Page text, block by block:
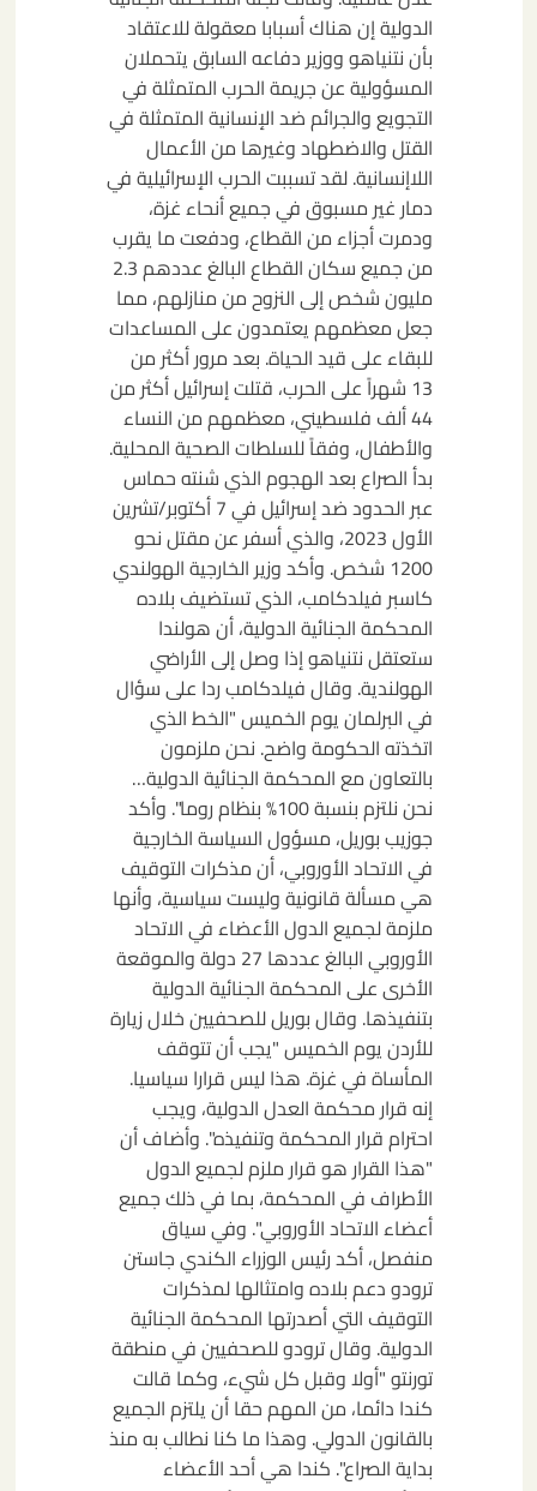
الدولية إن هناك أسبابا معقولة للاعتقاد
بأن نتنياهو ووزير دفاعه السابق يتحملان
المسؤولية عن جريمة الحرب المتمثلة في
التجويع والجرائم ضد الإنسانية المتمثلة في
القتل والاضطهاد وغيرها من الأعمال
اللاإنسانية. لقد تسببت الحرب الإسرائيلية في
دمار غير مسبوق في جميع أنحاء غزة،
ودمرت أجزاء من القطاع، ودفعت ما يقرب
من جميع سكان القطاع البالغ عددهم 2.3
مليون شخص إلى النزوح من منازلهم، مما
جعل معظمهم يعتمدون على المساعدات
للبقاء على قيد الحياة. بعد مرور أكثر من
13 شهراً على الحرب، قتلت إسرائيل أكثر من
44 ألف فلسطيني، معظمهم من النساء
والأطفال، وفقاً للسلطات الصحية المحلية.
بدأ الصراع بعد الهجوم الذي شنته حماس
عبر الحدود ضد إسرائيل في 7 أكتوبر/تشرين
الأول 2023، والذي أسفر عن مقتل نحو
1200 شخص. وأكد وزير الخارجية الهولندي
كاسبر فيلدكامب، الذي تستضيف بلاده
المحكمة الجنائية الدولية، أن هولندا
ستعتقل نتنياهو إذا وصل إلى الأراضي
الهولندية. وقال فيلدكامب ردا على سؤال
في البرلمان يوم الخميس "الخط الذي
اتخذته الحكومة واضح. نحن ملزمون
بالتعاون مع المحكمة الجنائية الدولية…
نحن نلتزم بنسبة 100% بنظام روما". وأكد
جوزيب بوريل، مسؤول السياسة الخارجية
في الاتحاد الأوروبي، أن مذكرات التوقيف
هي مسألة قانونية وليست سياسية، وأنها
ملزمة لجميع الدول الأعضاء في الاتحاد
الأوروبي البالغ عددها 27 دولة والموقعة
الأخرى على المحكمة الجنائية الدولية
بتنفيذها. وقال بوريل للصحفيين خلال زيارة
للأردن يوم الخميس "يجب أن تتوقف
المأساة في غزة. هذا ليس قرارا سياسيا.
إنه قرار محكمة العدل الدولية، ويجب
احترام قرار المحكمة وتنفيذه". وأضاف أن
"هذا القرار هو قرار ملزم لجميع الدول
الأطراف في المحكمة، بما في ذلك جميع
أعضاء الاتحاد الأوروبي". وفي سياق
منفصل، أكد رئيس الوزراء الكندي جاستن
ترودو دعم بلاده وامتثالها لمذكرات
التوقيف التي أصدرتها المحكمة الجنائية
الدولية. وقال ترودو للصحفيين في منطقة
تورنتو "أولا وقبل كل شيء، وكما قالت
كندا دائما، من المهم حقا أن يلتزم الجميع
بالقانون الدولي. وهذا ما كنا نطالب به منذ
بداية الصراع". كندا هي أحد الأعضاء